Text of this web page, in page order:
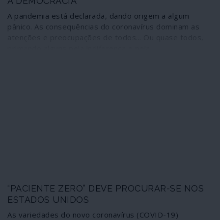
A pandemia está declarada, dando origem a algum
pânico. As consequências do coronavírus dominam as
“PACIENTE ZERO” DEVE PROCURAR-SE NOS
ESTADOS UNIDOS
As variedades do novo coronavírus (COVID-19)